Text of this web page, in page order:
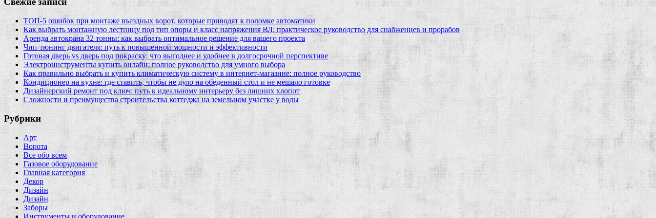
ТОП-5 ошибок при монтаже въездных ворот, которые приводят к поломке автоматики
Как выбрать монтажную лестницу под тип опоры и класс напряжения ВЛ: практическое руководство для снабженцев и прорабов
Аренда автокрана 32 тонны: как выбрать оптимальное решение для вашего проекта
Чип‑тюнинг двигателя: путь к повышенной мощности и эффективности
Готовая дверь vs дверь под покраску: что выгоднее и удобнее в долгосрочной перспективе
Электроинструменты купить онлайн: полное руководство для умного выбора
Как правильно выбрать и купить климатическую систему в интернет‑магазине: полное руководство
Кондиционер на кухне: где ставить, чтобы не дуло на обеденный стол и не мешало готовке
Дизайнерский ремонт под ключ: путь к идеальному интерьеру без лишних хлопот
Сложности и преимущества строительства коттеджа на земельном участке у воды
Рубрики
Арт
Ворота
Все обо всем
Газовое оборудование
Главная категория
Декор
Дизайн
Дизайн
Заборы
Инструменты и оборудование